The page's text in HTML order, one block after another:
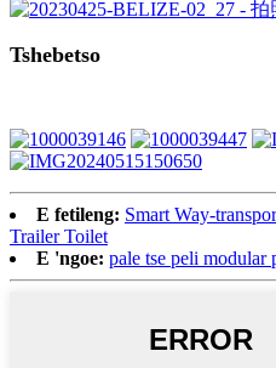
Tshebetso
E fetileng: Smart Way-
Trailer Toilet
E 'ngoe: pale tse peli modular